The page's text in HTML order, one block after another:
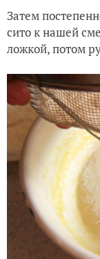
Затем
сито к нашей
ложкой, потом